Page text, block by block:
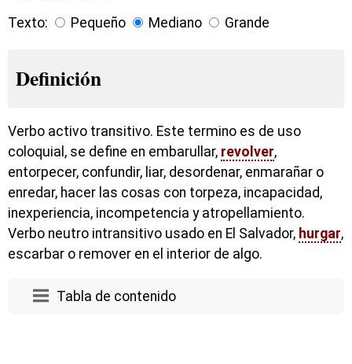
Texto: Pequeño Mediano Grande
Definición
Verbo activo transitivo. Este termino es de uso
coloquial, se define en embarullar, revolver,
entorpecer, confundir, liar, desordenar, enmarañar o
enredar, hacer las cosas con torpeza, incapacidad,
inexperiencia, incompetencia y atropellamiento.
Verbo neutro intransitivo usado en El Salvador, hurgar,
escarbar o remover en el interior de algo.
Tabla de contenido